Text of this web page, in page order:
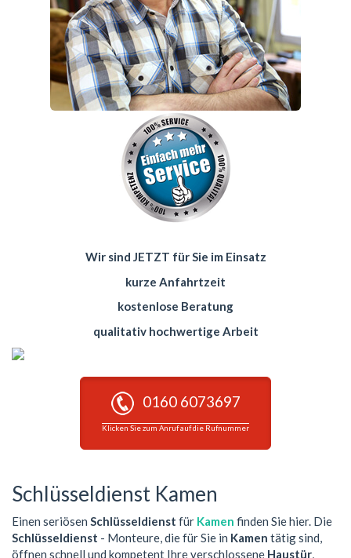
Wir sind JETZT für Sie im Einsatz
kurze Anfahrtzeit
kostenlose Beratung
qualitativ hochwertige Arbeit
0160 6073697
Klicken Sie zum Anruf auf die Rufnummer
Schlüsseldienst Kamen
Einen seriösen Schlüsseldienst für Kamen finden Sie hier. Die
Schlüsseldienst - Monteure, die für Sie in Kamen tätig sind,
öffnen schnell und kompetent Ihre verschlossene Haustür,